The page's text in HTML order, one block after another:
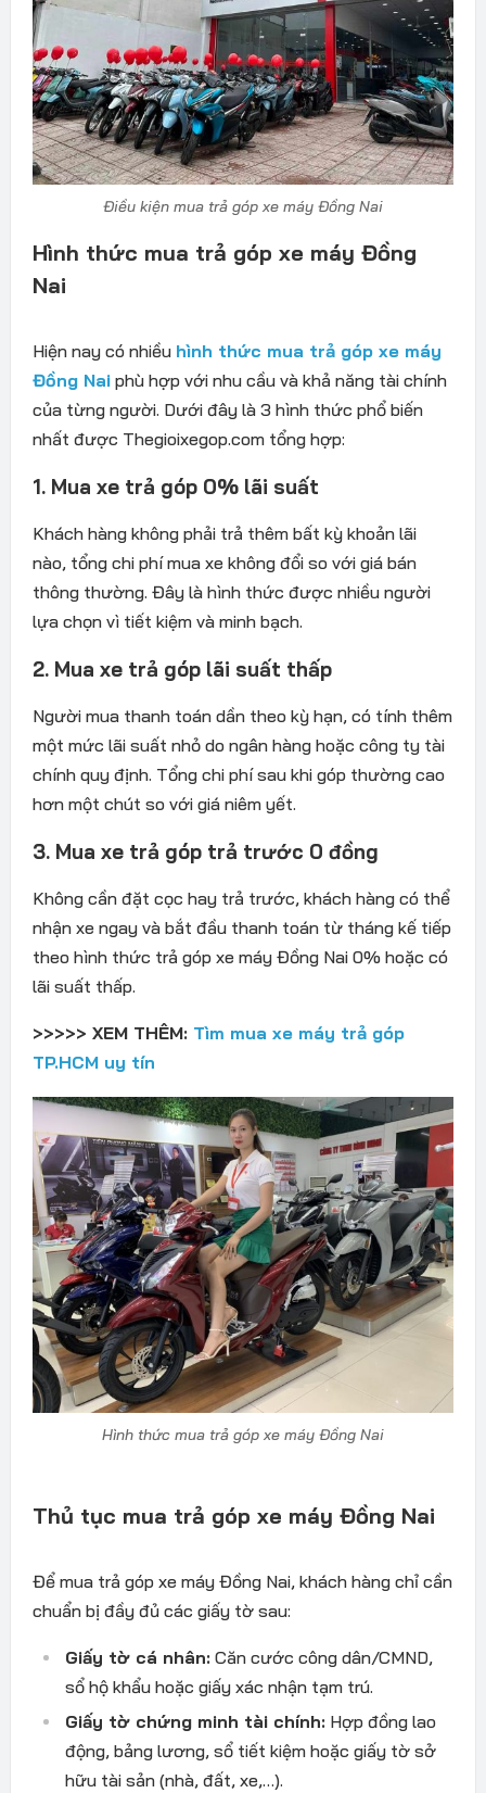
Điều kiện mua trả góp xe máy Đồng Nai
Hình thức mua trả góp xe máy Đồng
Nai
Hiện nay có nhiều hình thức mua trả góp xe máy
Đồng Nai phù hợp với nhu cầu và khả năng tài chính
của từng người. Dưới đây là 3 hình thức phổ biến
nhất được Thegioixegop.comtổng hợp:
1. Mua xe trả góp 0% lãi suất
Khách hàng không phải trả thêm bất kỳ khoản lãi
nào, tổng chi phí mua xe không đổi so với giá bán
thông thường. Đây là hình thức được nhiều người
lựa chọn vì tiết kiệm và minh bạch.
2. Mua xe trả góp lãi suất thấp
Người mua thanh toán dần theo kỳ hạn, có tính thêm
một mức lãi suất nhỏ do ngân hàng hoặc công ty tài
chính quy định. Tổng chi phí sau khi góp thường cao
hơn một chút so với giá niêm yết.
3. Mua xe trả góp trả trước 0 đồng
Không cần đặt cọc hay trả trước, khách hàng có thể
nhận xe ngay và bắt đầu thanh toán từ tháng kế tiếp
theo hình thức trả góp xe máy Đồng Nai 0% hoặc có
lãi suất thấp.
>>>>> XEM THÊM: Tìm mua xe máy trả góp
TP.HCM uy tín
Hình thức mua trả góp xe máy Đồng Nai
Thủ tục mua trả góp xe máy Đồng Nai
Để muatrả góp xe máy Đồng Nai, khách hàngchỉ cần
chuẩn bị đầy đủ các giấy tờ sau:
Giấy tờ cá nhân:Căn cước công dân/CMND,
sổ hộ khẩu hoặc giấy xác nhận tạm trú.
Giấy tờ chứng minh tài chính:Hợp đồng lao
động, bảng lương, sổ tiết kiệm hoặc giấy tờ sở
hữu tài sản (nhà, đất, xe,…).